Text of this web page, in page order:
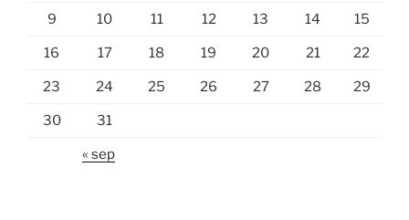
9 10 11 12 13 14 15
16 17 18 19 20 21 22
23 24 25 26 27 28 29
30 31
« sep